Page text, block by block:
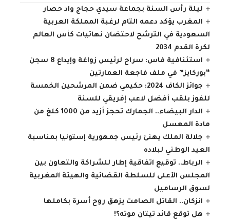
ليلة رأس السنة بجماعة سيدي حجاج واد حصار
المغرب يؤكد دعمه التام لرغبة المملكة العربية
السعودية في الترشح لاحتضان نهائيات كأس العالم
لكرة القدم 2034
استئنافية فاس: سراح لرئيس زواغة وإيداع 8 سجن
“بوركايز” في ملف فاجعة العمارتين
جوائز الكاف 2024: حكيمي ضمن المرشحين الخمسة
للفوز بلقب أفضل لاعب إفريقي للسنة
الدار البيضاء.. الجمارك تحجز أزيد من 1000 كلغ من
مادة المعسل
جلالة الملك يهنئ رئيس جمهورية إستونيا بمناسبة
العيد الوطني لبلاده
الرباط.. توقيع اتفاقية إطار للشراكة والتعاون بين
المجلس الأعلى للسلطة القضائية والهيئة المغربية
لسوق الرساميل
انزكان.. القاتل الصامت يزهق روح أسرة بكاملها
هل توقع قائد تيتان موته؟!